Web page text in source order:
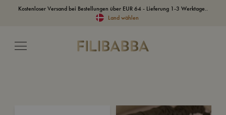
Kostenloser Versand bei Bestellungen über EUR 64 - Lieferung 1-3 Werktage..
Land wählen